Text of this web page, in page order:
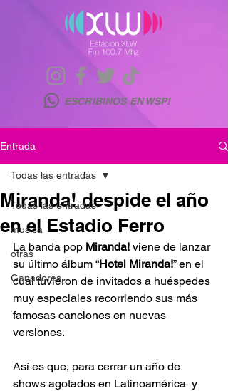
ESCRIBINOS EN WSP!
Entrada
Todas las entradas
musica
otras
Ganadores
Todas las entradas
Miranda! despide el año
en el Estadio Ferro
La banda pop Miranda! viene de lanzar
su último álbum “Hotel Miranda!” en el
cual tuvieron de invitados a huéspedes
muy especiales recorriendo sus más
famosas canciones en nuevas
versiones.
Así es que, para cerrar un año de
shows agotados en Latinoamérica  y